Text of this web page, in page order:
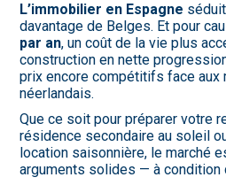
L’immobilier en Espagne
davantage de Belges. Et pour
par an, un coût de la vie plus
construction en nette
prix encore compétitifs face aux
néerlandais.
Que ce soit pour préparer votre
résidence secondaire au soleil
location saisonnière, le marché
arguments solides — à condition